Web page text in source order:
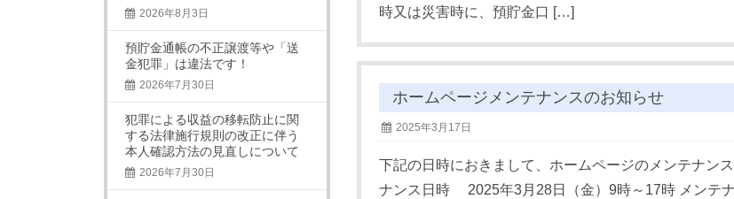
時又は災害時に、預貯金口 […]
ホームページメンテナンスのお知らせ
2025年3月17日
下記の日時におきまして、ホームページのメンテナン
ナンス日時 2025年3月28日（金）9時～17時 メンテ
2026年8月3日
預貯金通帳の不正譲渡等や「送
金犯罪」は違法です！
2026年7月30日
犯罪による収益の移転防止に関
する法律施行規則の改正に伴う
本人確認方法の見直しについて
2026年7月30日